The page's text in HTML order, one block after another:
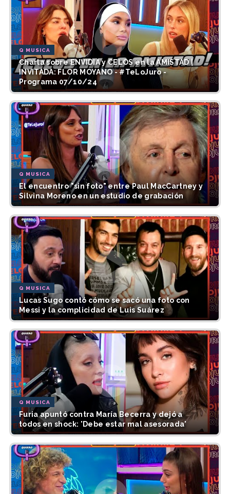
Q MUSICA
Charla sobre ENVIDIA y CELOS en la AMISTAD |
INVITADA: FLOR MOYANO - #TeLoJuro -
Programa 07/10/24
Q MUSICA
El encuentro "sin foto" entre Paul MacCartney y
Silvina Moreno en un estudio de grabación
Q MUSICA
Lucas Sugo contó cómo se sacó una foto con
Messi y la complicidad de Luis Suárez
Q MUSICA
Furia apuntó contra María Becerra y dejó a
todos en shock: 'Debe estar mal asesorada'